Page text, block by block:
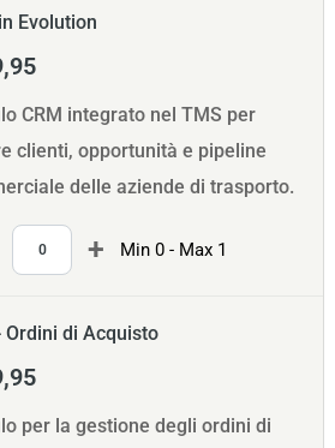
Evolution
CRM integrato nel TMS per
clienti, opportunità e pipeline
delle aziende di trasporto.
Min 0 - Max 1
Ordini di Acquisto
per la gestione degli ordini di